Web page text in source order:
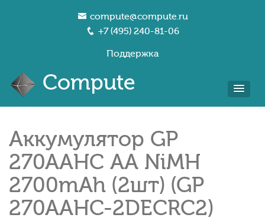
compute@compute.ru
+7 (495) 240-81-06
Поддержка
Compute
Аккумулятор GP
270AAHC AA NiMH
2700mAh (2шт) (GP
270AAHC-2DECRC2)